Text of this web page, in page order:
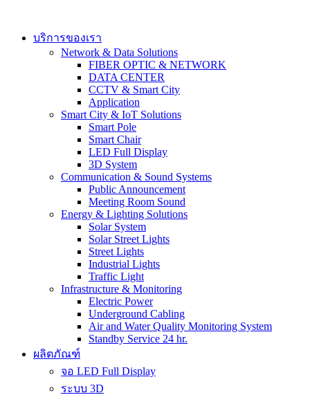
contentบริการของเรา
Network & Data Solutions
FIBER OPTIC & NETWORK​
DATA CENTER
CCTV & Smart City
Application
Smart City & IoT Solutions
Smart Pole
Smart Chair
LED Full Display
3D System
Communication & Sound Systems
Public Announcement
Meeting Room Sound
Energy & Lighting Solutions
Solar System
Solar Street Lights
Street Lights
Industrial Lights
Traffic Light
Infrastructure & Monitoring
Electric Power
Underground Cabling
Air and Water Quality Monitoring System
Standby Service 24 hr.
ผลิตภัณฑ์
จอ LED Full Display
ระบบ 3D